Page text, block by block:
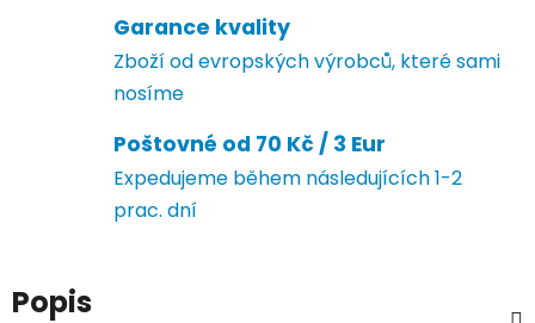
Garance kvality
Zboží od evropských výrobců, které sami
nosíme
Poštovné od 70 Kč / 3 Eur
Expedujeme během následujících 1-2
prac. dní
Popis